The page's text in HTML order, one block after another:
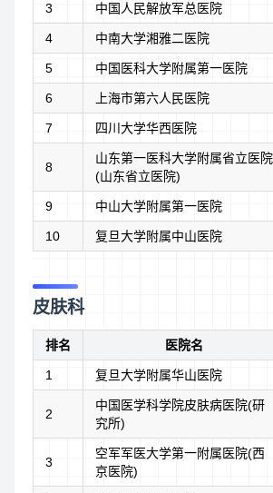
3 中国人民解放军总医院
4 中南大学湘雅二医院
5 中国医科大学附属第一医院
6 上海市第六人民医院
7 四川大学华西医院
8
山东第一医科大学附属省立医院
(山东省立医院)
9 中山大学附属第一医院
10 复旦大学附属中山医院
皮肤科
排名 医院名
1 复旦大学附属华山医院
2
中国医学科学院皮肤病医院(研
究所)
3
空军军医大学第一附属医院(西
京医院)